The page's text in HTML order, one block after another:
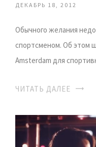
ДЕКАБРЬ 18, 2012
Обычного желания
спортсменом. Об этом
Amsterdam для
ЧИТАТЬ ДАЛЕЕ